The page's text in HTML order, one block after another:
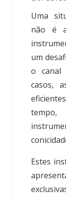
Uma
não é
um
o canal
casos,
Estes